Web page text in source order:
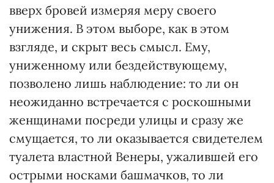
вверх бровей измеряя меру своего
унижения. В этом выборе, как в этом
взгляде, и скрыт весь смысл. Ему,
униженному или бездействующему,
позволено лишь наблюдение: то ли он
неожиданно встречается с роскошными
женщинами посреди улицы и сразу же
смущается, то ли оказывается свидетелем
туалета властной Венеры, ужалившей его
острыми носками башмачков, то ли